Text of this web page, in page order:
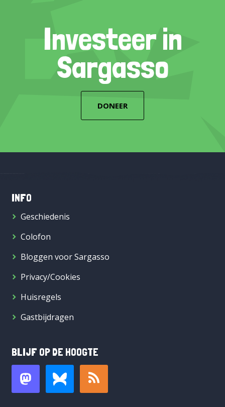
Investeer in
Sargasso
DONEER
INFO
Geschiedenis
Colofon
Bloggen voor Sargasso
Privacy/Cookies
Huisregels
Gastbijdragen
BLIJF OP DE HOOGTE